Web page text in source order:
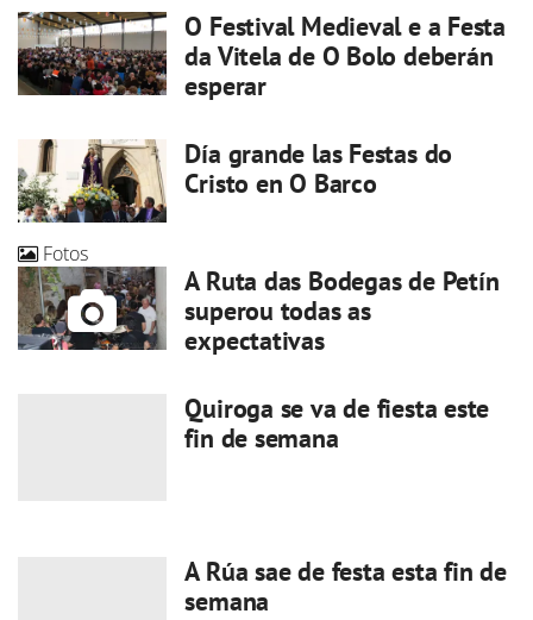
O Festival Medieval e a Festa
da Vitela de O Bolo deberán
esperar
Día grande las Festas do
Cristo en O Barco
Fotos
A Ruta das Bodegas de Petín
superou todas as
expectativas
Quiroga se va de fiesta este
fin de semana
A Rúa sae de festa esta fin de
semana